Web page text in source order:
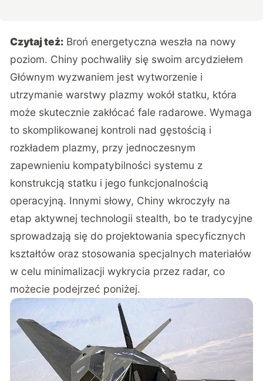
Czytaj też: Broń energetyczna weszła na nowy
poziom. Chiny pochwaliły się swoim arcydziełem
Głównym wyzwaniem jest wytworzenie i
utrzymanie warstwy plazmy wokół statku, która
może skutecznie zakłócać fale radarowe. Wymaga
to skomplikowanej kontroli nad gęstością i
rozkładem plazmy, przy jednoczesnym
zapewnieniu kompatybilności systemu z
konstrukcją statku i jego funkcjonalnością
operacyjną. Innymi słowy, Chiny wkroczyły na
etap aktywnej technologii stealth, bo te tradycyjne
sprowadzają się do projektowania specyficznych
kształtów oraz stosowania specjalnych materiałów
w celu minimalizacji wykrycia przez radar, co
możecie podejrzeć poniżej.